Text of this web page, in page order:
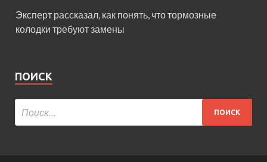
Эксперт рассказал, как понять, что тормозные
колодки требуют замены
ПОИСК